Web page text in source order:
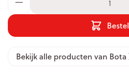
Bestel
Bekijk alle producten van Bota